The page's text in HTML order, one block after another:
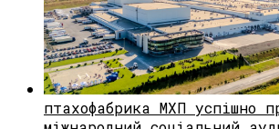
птахофабрика МХП успішно